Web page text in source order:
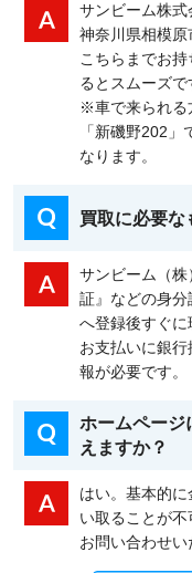
サンビーム株式
神奈川県相模
こちらまでお
るとスムーズで
※車で来られる
「新磯野202
なります。
買取に必要な
サンビーム（
証』などの身
へ登録後すぐ
お支払いに銀
報が必要です。
ホームページ
えますか？
はい。基本的
い取ることが
お問い合わせい